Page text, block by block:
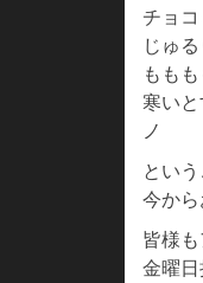
チョコ
じゅ
もも
寒い
ノ
とい
今か
皆様
金曜